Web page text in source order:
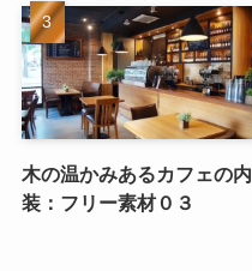
木の温かみあるカフェの内
装：フリー素材０３